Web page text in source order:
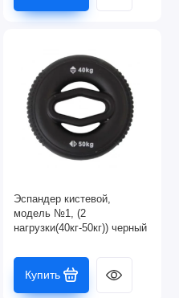
Эспандер кистевой,
модель №1, (2
нагрузки(40кг-50кг)) черный
Купить